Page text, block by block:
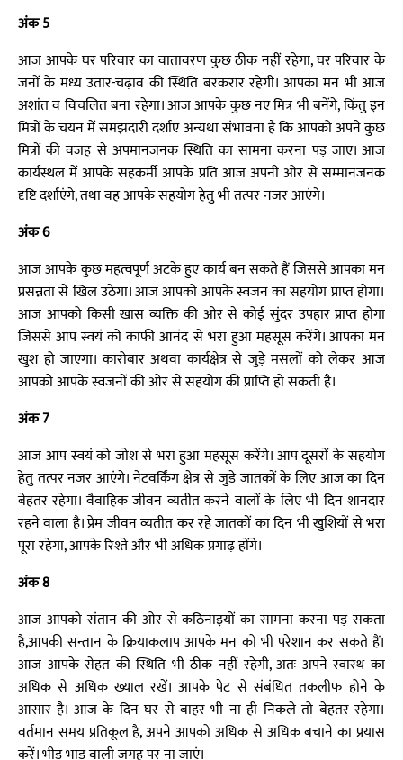
अंक 5
आज आपके घर परिवार का वातावरण कुछ ठीक नहीं रहेगा, घर परिवार के
जनों के मध्य उतार-चढ़ाव की स्थिति बरकरार रहेगी। आपका मन भी आज
अशांत व विचलित बना रहेगा। आज आपके कुछ नए मित्र भी बनेंगे, किंतु इन
मित्रों के चयन में समझदारी दर्शाए अन्यथा संभावना है कि आपको अपने कुछ
मित्रों की वजह से अपमानजनक स्थिति का सामना करना पड़ जाए। आज
कार्यस्थल में आपके सहकर्मी आपके प्रति आज अपनी ओर से सम्मानजनक
दृष्टि दर्शाएंगे, तथा वह आपके सहयोग हेतु भी तत्पर नजर आएंगे।
अंक 6
आज आपके कुछ महत्वपूर्ण अटके हुए कार्य बन सकते हैं जिससे आपका मन
प्रसन्नता से खिल उठेगा। आज आपको आपके स्वजन का सहयोग प्राप्त होगा।
आज आपको किसी खास व्यक्ति की ओर से कोई सुंदर उपहार प्राप्त होगा
जिससे आप स्वयं को काफी आनंद से भरा हुआ महसूस करेंगे। आपका मन
खुश हो जाएगा। कारोबार अथवा कार्यक्षेत्र से जुड़े मसलों को लेकर आज
आपको आपके स्वजनों की ओर से सहयोग की प्राप्ति हो सकती है।
अंक 7
आज आप स्वयं को जोश से भरा हुआ महसूस करेंगे। आप दूसरों के सहयोग
हेतु तत्पर नजर आएंगे। नेटवर्किंग क्षेत्र से जुड़े जातकों के लिए आज का दिन
बेहतर रहेगा। वैवाहिक जीवन व्यतीत करने वालों के लिए भी दिन शानदार
रहने वाला है। प्रेम जीवन व्यतीत कर रहे जातकों का दिन भी खुशियों से भरा
पूरा रहेगा, आपके रिश्ते और भी अधिक प्रगाढ़ होंगे।
अंक 8
आज आपको संतान की ओर से कठिनाइयों का सामना करना पड़ सकता
है,आपकी सन्तान के क्रियाकलाप आपके मन को भी परेशान कर सकते हैं।
आज आपके सेहत की स्थिति भी ठीक नहीं रहेगी, अतः अपने स्वास्थ का
अधिक से अधिक ख्याल रखें। आपके पेट से संबंधित तकलीफ होने के
आसार है। आज के दिन घर से बाहर भी ना ही निकले तो बेहतर रहेगा।
वर्तमान समय प्रतिकूल है, अपने आपको अधिक से अधिक बचाने का प्रयास
करें। भीड़ भाड़ वाली जगह पर ना जाएं।